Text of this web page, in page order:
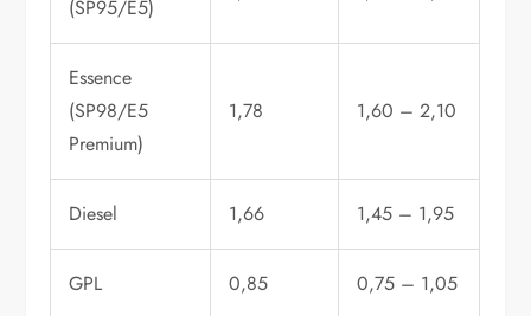
(SP95/E5)
Essence
(SP98/E5
Premium)
1,78 1,60 – 2,10
Diesel 1,66 1,45 – 1,95
GPL 0,85 0,75 – 1,05